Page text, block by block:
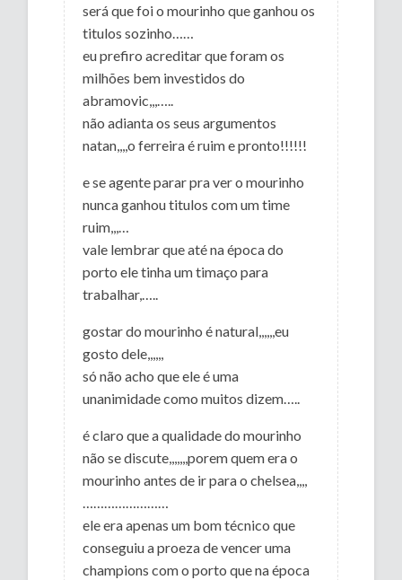
será que foi o mourinho que ganhou os
titulos sozinho……
eu prefiro acreditar que foram os
milhões bem investidos do
abramovic,,,…..
não adianta os seus argumentos
natan,,,,o ferreira é ruim e pronto!!!!!!
e se agente parar pra ver o mourinho
nunca ganhou titulos com um time
ruim,,,…
vale lembrar que até na época do
porto ele tinha um timaço para
trabalhar,…..
gostar do mourinho é natural,,,,,,eu
gosto dele,,,,,,
só não acho que ele é uma
unanimidade como muitos dizem…..
é claro que a qualidade do mourinho
não se discute,,,,,,,porem quem era o
mourinho antes de ir para o chelsea,,,,
ele era apenas um bom técnico que
conseguiu a proeza de vencer uma
champions com o porto que na época